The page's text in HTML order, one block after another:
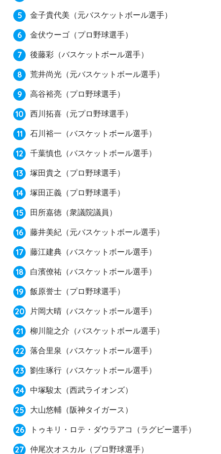
金子貴代美 （元バスケットボール選手）
金伏ウーゴ （プロ野球選手）
後藤彩 （バスケットボール選手）
荒井尚光 （元バスケットボール選手）
高谷裕亮 （プロ野球選手）
西川拓喜 （元プロ野球選手）
石川裕一 （バスケットボール選手）
千葉慎也 （バスケットボール選手）
塚田貴之 （プロ野球選手）
塚田正義 （プロ野球選手）
田所嘉徳 （衆議院議員）
藤井美紀 （元バスケットボール選手）
藤江建典 （バスケットボール選手）
白濱僚祐 （バスケットボール選手）
飯原誉士 （プロ野球選手）
片岡大晴 （バスケットボール選手）
柳川龍之介 （バスケットボール選手）
落合里泉 （バスケットボール選手）
劉生琢行 （バスケットボール選手）
中塚駿太 （西武ライオンズ）
大山悠輔 （阪神タイガース）
トゥキリ・ロテ・ダウラアコ （ラグビー選手）
仲尾次オスカル （プロ野球選手）